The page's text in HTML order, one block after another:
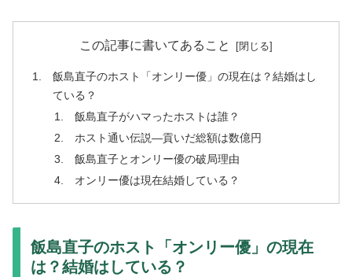
この記事に書いてあること
飯島直子のホスト「オンリー優」の現在は？結婚はし
ている？
飯島直子がハマったホストは誰？
ホスト通い伝説—貢いだ総額は数億円
飯島直子とオンリー優の破局理由
オンリー優は現在結婚している？
飯島直子のホスト「オンリー優」の現在
は？結婚はしている？